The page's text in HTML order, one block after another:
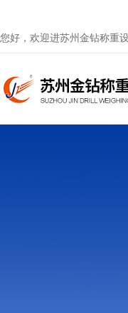
您好，欢迎进苏州金钻称重